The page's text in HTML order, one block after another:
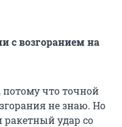
с возгоранием на
потому что точной
не знаю. Но
ракетный удар со